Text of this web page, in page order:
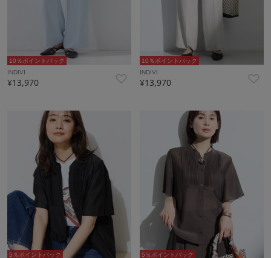
10％ポイントバック
INDIVI
¥13,970
10％ポイントバック
INDIVI
¥13,970
5％ポイントバック
5％ポイントバック